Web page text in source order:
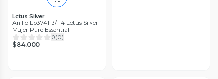
Lotus Silver
Anillo Lp3741-3/114 Lotus Silver
Mujer Pure Essential
0(0)
$84.000